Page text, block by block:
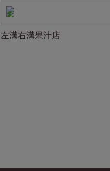
左溝右溝果汁店